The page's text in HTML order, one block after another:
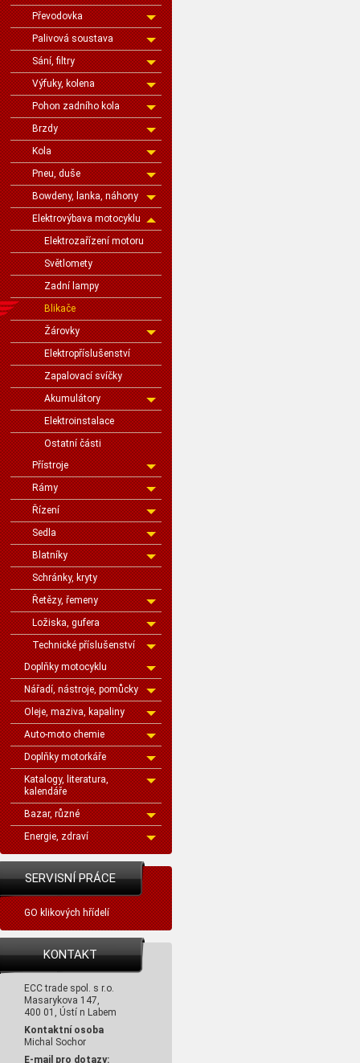
Převodovka
Palivová soustava
Sání, filtry
Výfuky, kolena
Pohon zadního kola
Brzdy
Kola
Pneu, duše
Bowdeny, lanka, náhony
Elektrovýbava motocyklu
Elektrozařízení motoru
Světlomety
Zadní lampy
Blikače
Žárovky
Elektropříslušenství
Zapalovací svíčky
Akumulátory
Elektroinstalace
Ostatní části
Přístroje
Rámy
Řízení
Sedla
Blatníky
Schránky, kryty
Řetězy, řemeny
Ložiska, gufera
Technické příslušenství
Doplňky motocyklu
Nářadí, nástroje, pomůcky
Oleje, maziva, kapaliny
Auto-moto chemie
Doplňky motorkáře
Katalogy, literatura,
kalendáře
Bazar, různé
Energie, zdraví
SERVISNÍ PRÁCE
GO klikových hřídelí
KONTAKT
ECC trade spol. s r.o.
Masarykova 147,
400 01, Ústí n Labem
Kontaktní osoba
Michal Sochor
E-mail pro dotazy: